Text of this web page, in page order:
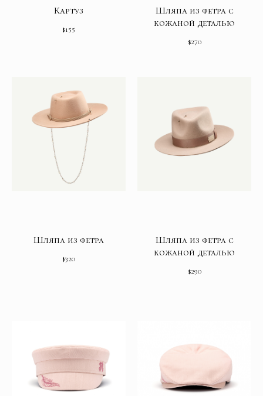
Картуз
$155
Шляпа из фетра с
кожаной деталью
$270
Шляпа из фетра
$320
Шляпа из фетра с
кожаной деталью
$290